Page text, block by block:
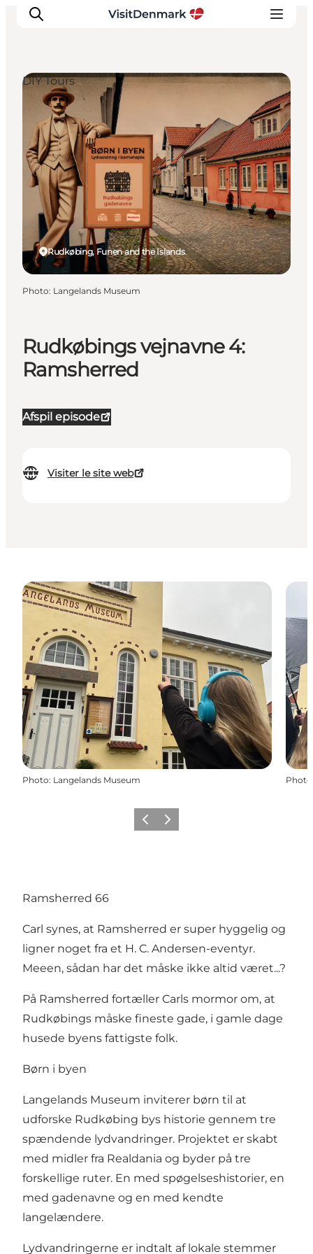
Inspirations
Destinations
Quoi faire
Hébergements
Planifiez votre voyage
Rudkøbings vejnavne 4:
Ramsherred
Afspil episode
Visiter le site web
Rudkøbing, Funen and the Islands
DIY Tours
Photo: Langelands Museum
Photo: Langelands Museum Photo
PrécédentSuivant
Ramsherred 66
Carl synes, at Ramsherred er super hyggelig og
ligner noget fra et H. C. Andersen-eventyr.
Meeen, sådan har det måske ikke altid været...?
På Ramsherred fortæller Carls mormor om, at
Rudkøbings måske fineste gade, i gamle dage
husede byens fattigste folk.
Børn i byen
Langelands Museum inviterer børn til at
udforske Rudkøbing bys historie gennem tre
spændende lydvandringer. Projektet er skabt
med midler fra Realdania og byder på tre
forskellige ruter. En med spøgelseshistorier, en
med gadenavne og en med kendte
langelændere.
Lydvandringerne er indtalt af lokale stemmer